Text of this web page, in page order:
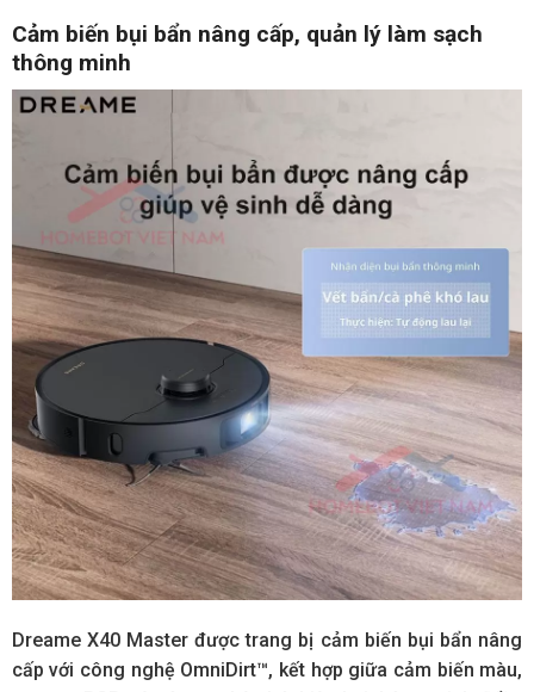
Cảm biến bụi bẩn nâng cấp, quản lý làm sạch
thông minh
Dreame X40 Master được trang bị cảm biến bụi bẩn nâng
cấp với công nghệ OmniDirt™, kết hợp giữa cảm biến màu,